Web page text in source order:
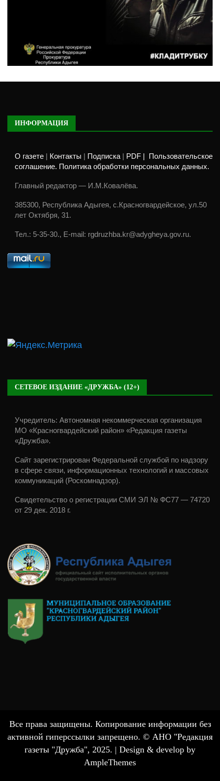
ИНФОРМАЦИЯ
О газете Контакты Подписка| PDF |
Пользовательское
соглашение. Политика обработки персональных данных.
Главный редактор — И.М.Ковалёва.
385300, Республика Адыгея, с.Красногвардейское, ул.50
лет Октября, 31.
Тел.: 5-35-30., E-mail: rgdruzhba.kr@adygheya.gov.ru.
СЕТЕВОЕ ИЗДАНИЕ «ДРУЖБА» (12+)
Учредитель: Автономная некоммерческая организация
МО «Красногвардейский район» «Редакция газеты
«Дружба».
Сайт зарегистрирован Федеральной службой по надзору
в сфере связи, информационных технологий и массовых
коммуникаций (Роскомнадзор).
Свидетельство о регистрации СМИ ЭЛ № ФС77 — 74720
от 29 дек. 2018 г.
Все права защищены. Копирование информации без
активной гиперссылки запрещено. © АНО "Редакция
газеты "Дружба", 2025. | Design & develop by
AmpleThemes